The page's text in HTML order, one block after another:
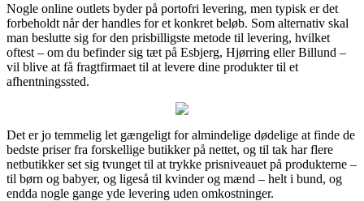
Nogle online outlets byder på portofri levering, men typisk er det
forbeholdt når der handles for et konkret beløb. Som alternativ skal
man beslutte sig for den prisbilligste metode til levering, hvilket
oftest – om du befinder sig tæt på Esbjerg, Hjørring eller Billund –
vil blive at få fragtfirmaet til at levere dine produkter til et
afhentningssted.
Det er jo temmelig let gængeligt for almindelige dødelige at finde de
bedste priser fra forskellige butikker på nettet, og til tak har flere
netbutikker set sig tvunget til at trykke prisniveauet på produkterne –
til børn og babyer, og ligeså til kvinder og mænd – helt i bund, og
endda nogle gange yde levering uden omkostninger.